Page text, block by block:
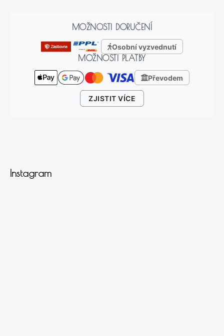
MOŽNOSTI DORUČENÍ
Osobní vyzvednutí
MOŽNOSTI PLATBY
Převodem
ZJISTIT VÍCE
Instagram